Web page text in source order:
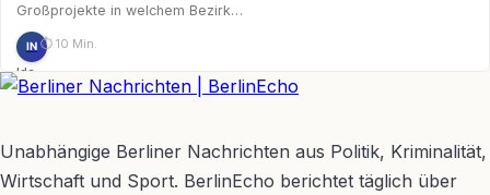
Großprojekte in welchem Bezirk…
IN
Ida
Nagel
⏱ 10 Min.
Unabhängige Berliner Nachrichten aus Politik, Kriminalität,
Wirtschaft und Sport. BerlinEcho berichtet täglich über